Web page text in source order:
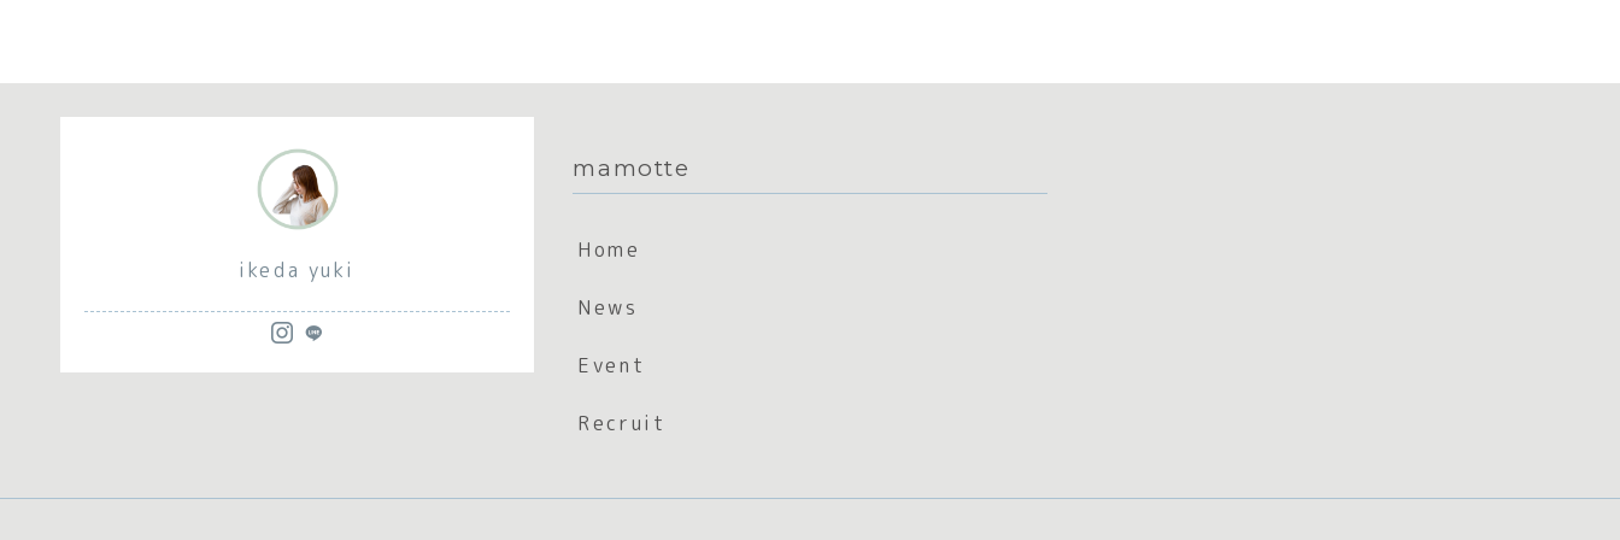
ikeda yuki
mamotte
Home
News
Event
Recruit